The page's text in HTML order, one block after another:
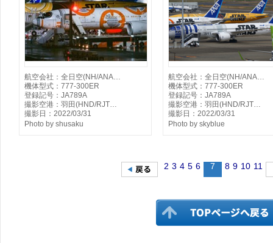
航空会社：全日空(NH/ANA…
機体型式：777-300ER
登録記号：JA789A
撮影空港：羽田(HND/RJT…
撮影日：2022/03/31
Photo by shusaku
航空会社：全日空(NH/ANA…
機体型式：777-300ER
登録記号：JA789A
撮影空港：羽田(HND/RJT…
撮影日：2022/03/31
Photo by skyblue
2 3 4 5 6 7 8 9 10 11